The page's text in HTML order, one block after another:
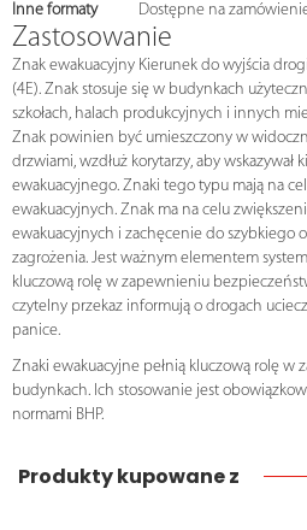
Inne formaty
Dostępne na
Zastosowanie
Znak ewakuacyjny Kierunek do wyjścia
(4E). Znak stosuje się w budynkach
szkołach, halach produkcyjnych i innych
Znak powinien być umieszczony w
drzwiami, wzdłuż korytarzy, aby
ewakuacyjnego. Znaki tego typu mają na
ewakuacyjnych. Znak ma na celu
ewakuacyjnych i zachęcenie do szybkiego
zagrożenia. Jest ważnym elementem
kluczową rolę w zapewnieniu
czytelny przekaz informują o drogach
panice.
Znaki ewakuacyjne pełnią kluczową rolę
budynkach. Ich stosowanie jest
normami BHP.
Produkty kupowane z